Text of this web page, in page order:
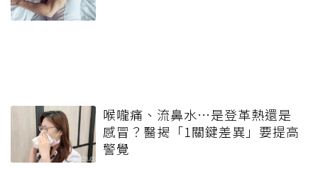
喉嚨痛、流鼻水⋯是登革熱還是
感冒？醫揭「1關鍵差異」要提高
警覺